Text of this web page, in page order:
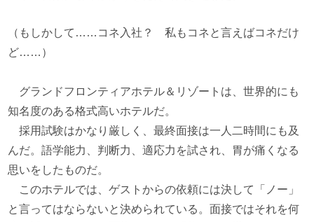
（もしかして……コネ入社？ 私もコネと言えばコネだけ
ど……）
グランドフロンティアホテル＆リゾートは、世界的にも
知名度のある格式高いホテルだ。
採用試験はかなり厳しく、最終面接は一人二時間にも及
んだ。語学能力、判断力、適応力を試され、胃が痛くなる
思いをしたものだ。
このホテルでは、ゲストからの依頼には決して「ノー」
と言ってはならないと決められている。面接ではそれを何